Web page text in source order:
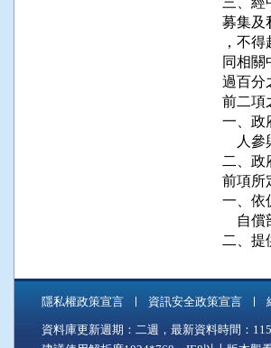
募集及
，不
同相關
過百分
前二項
一、政
人
二、政
前項所
一、依
自
二、提
隱私權政策宣言 資訊安全政策宣言
資料庫更新週期：二週，最新資料時間：